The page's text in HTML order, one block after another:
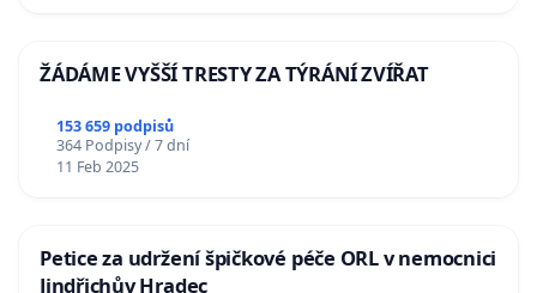
ŽÁDÁME VYŠŠÍ TRESTY ZA TÝRÁNÍ ZVÍŘAT
153 659 podpisů
364 Podpisy / 7 dní
11 Feb 2025
Petice za udržení špičkové péče ORL v nemocnici
Jindřichův Hradec